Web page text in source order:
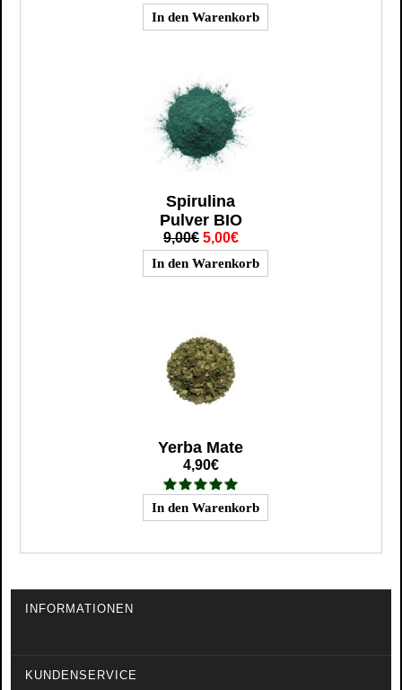
Spirulina
Pulver BIO
9,00€ 5,00€
Yerba Mate
4,90€
INFORMATIONEN
KUNDENSERVICE